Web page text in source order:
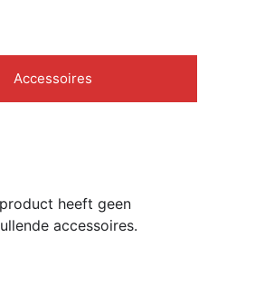
Accessoires
heeft geen
accessoires.